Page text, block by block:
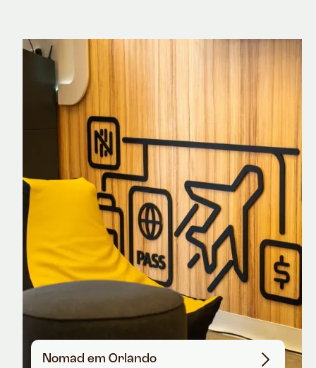
Nomad Explorer
Cartão de crédito brasileiro com cashback
em dólar
Nomad em Orlando